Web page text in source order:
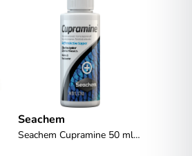
Seachem
Seachem Cupramine 50 ml Dış Parazit İlacı